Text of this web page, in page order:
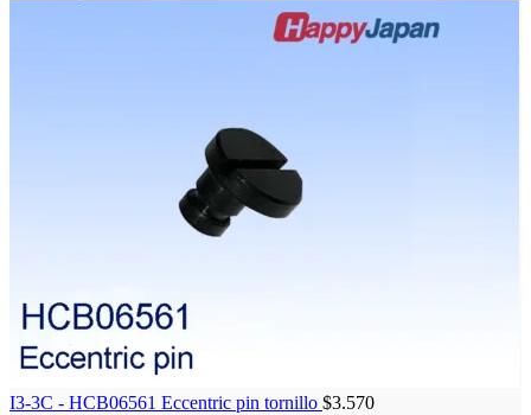
I3-3C - HCB06561 Eccentric pin tornillo $3.570